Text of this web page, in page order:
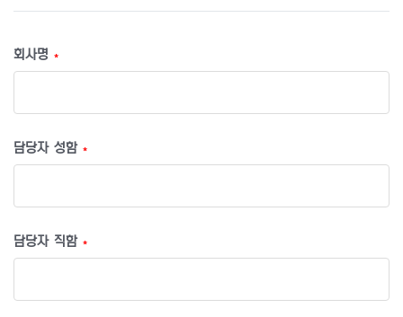
회사명 *
담당자 성함 *
담당자 직함 *